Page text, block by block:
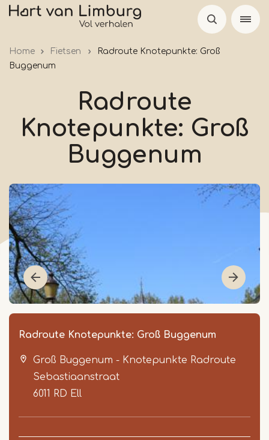
Skip
Home Fietsen
Radroute Knotepunkte: Groß
Buggenum
Radroute
Knotepunkte: Groß
Buggenum
Radroute Knotepunkte: Groß Buggenum
Groß Buggenum - Knotepunkte Radroute
Sebastiaanstraat
6011 RD Ell